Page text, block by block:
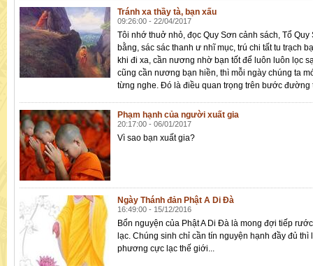
Tránh xa thầy tà, bạn xấu
09:26:00 - 22/04/2017
Tôi nhớ thuở nhỏ, đọc Quy Sơn cảnh sách, Tổ
bằng, sác sác thanh ư nhĩ mục, trú chi tất tu trạch
khi đi xa, cần nương nhờ bạn tốt để luôn luôn lọc
cũng cần nương bạn hiền, thì mỗi ngày chúng ta
từng nghe. Đó là điều quan trọng trên bước đường
Phạm hạnh của người xuất gia
20:17:00 - 06/01/2017
Vì sao bạn xuất gia?
Ngày Thánh đản Phật A Di Đà
16:49:00 - 15/12/2016
Bổn nguyện của Phật A Di Đà là mong đợi tiếp
lạc. Chúng sinh chỉ cần tín nguyện hạnh đầy đủ
phương cực lạc thế giới...